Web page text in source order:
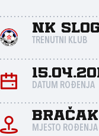
NK
TRENUTNI KLUB
DATUM ROĐENJA
Bračak
MJESTO ROĐENJA